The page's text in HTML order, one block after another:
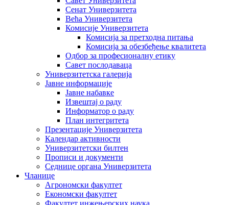
Сенат Универзитета
Већа Универзитета
Комисије Универзитета
Комисија за претходна питања
Комисија за обезбеђење квалитета
Одбор за професионалну етику
Савет послодаваца
Универзитетска галерија
Јавне информације
Јавне набавке
Извештај о раду
Информатор о раду
План интегритета
Презентације Универзитета
Календар активности
Универзитетски билтен
Прописи и документи
Седнице органа Универзитета
Чланице
Агрономски факултет
Економски факултет
Факултет инжењерских наука